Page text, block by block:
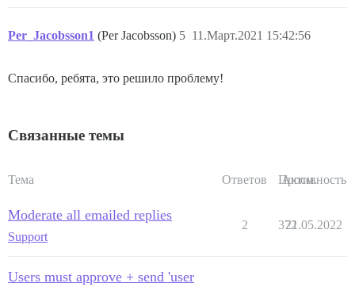
Per_Jacobsson1 (Per Jacobsson) 11.Март.2021 15:42:56
5
Спасибо, ребята, это решило проблему!
Связанные темы
Тема Ответов Просм.
Активность
Moderate all emailed replies
Support
2 372
21.05.2022
Users must approve + send 'user